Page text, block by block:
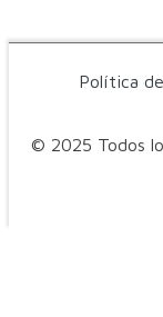
© 2025 Todos
Política